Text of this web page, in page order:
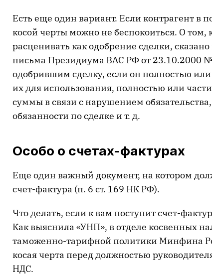
Есть еще один вариант. Если контрагент в
косой черты можно не беспокоиться. О
расценивать как одобрение сделки,
письма Президиума ВАС РФ от 23.10.2000
одобрившим сделку, если он полностью
их для использования, полностью или
суммы в связи с нарушением
обязанности по сделке и т. д.
Особо о счетах-фактурах
Еще один важный документ, на котором
счет-фактура (п. 6 ст. 169 НК РФ).
Что делать, если к вам поступит счет-
Как выяснила «УНП», в отделе косвенных
таможенно-тарифной политики Минфина
косая черта перед должностью
НДС.